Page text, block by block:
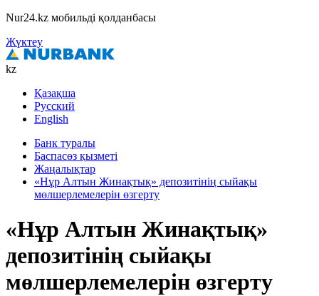
Nur24.kz мобильді қолданбасы
Жүктеу
kz
Қазақша
Русский
English
Банк туралы
Баспасөз қызметі
Жаңалықтар
«Нұр Алтын Жинақтық» депозитінің сыйақы
мөлшерлемелерін өзгерту
«Нұр Алтын Жинақтық»
депозитінің сыйақы
мөлшерлемелерін өзгерту